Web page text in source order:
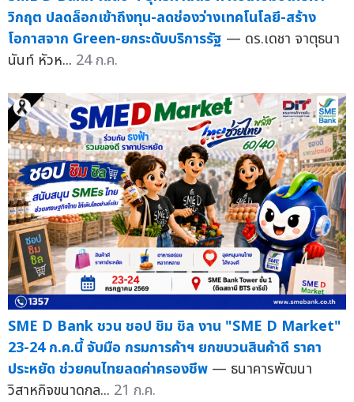
วิกฤต ปลดล็อกเข้าถึงทุน-ลดช่องว่างเทคโนโลยี-สร้าง
โอกาสจาก Green-ยกระดับบริการรัฐ — ดร.เดชา จาตุธนา
นันท์ หัวห... 24 ก.ค.
SME D Bank ชวน ชอป ชิม ชิล งาน "SME D Market"
23-24 ก.ค.นี้ จับมือ กรมการค้าฯ ยกขบวนสินค้าดี ราคา
ประหยัด ช่วยคนไทยลดค่าครองชีพ — ธนาคารพัฒนา
วิสาหกิจขนาดกล... 21 ก.ค.